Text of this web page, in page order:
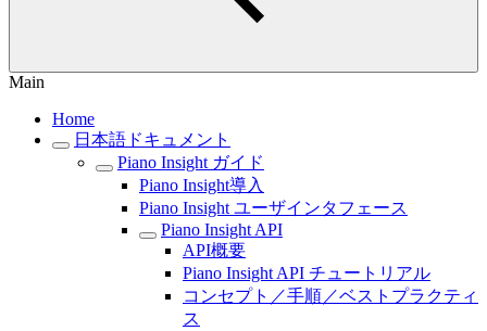
Main
Home
日本語ドキュメント
Piano Insight ガイド
Piano Insight導入
Piano Insight ユーザインタフェース
Piano Insight API
API概要
Piano Insight API チュートリアル
コンセプト／手順／ベストプラクティ
ス